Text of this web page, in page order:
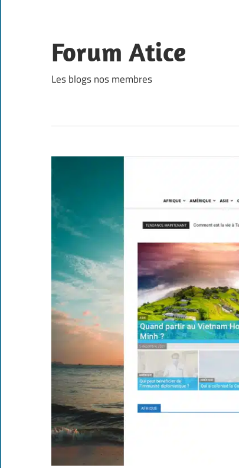
content
Forum Atice
Les blogs nos membres